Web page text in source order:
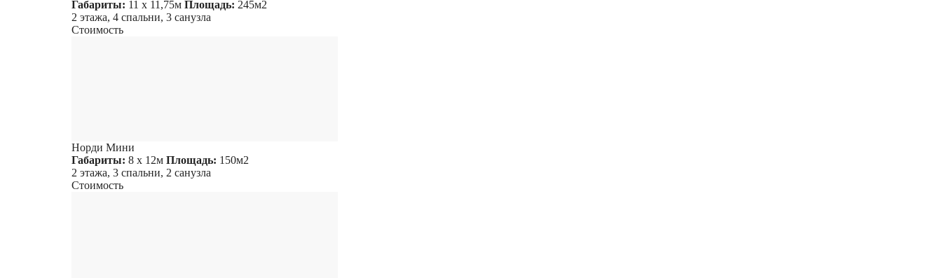
Габариты: 11 х 11,75м Площадь: 245м2
2 этажа, 4 спальни, 3 санузла
Стоимость
Норди Мини
Габариты: 8 х 12м Площадь: 150м2
2 этажа, 3 спальни, 2 санузла
Стоимость